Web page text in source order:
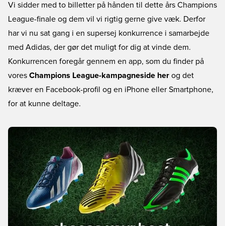
Vi sidder med to billetter på hånden til dette års Champions
League-finale og dem vil vi rigtig gerne give væk. Derfor
har vi nu sat gang i en supersej konkurrence i samarbejde
med Adidas, der gør det muligt for dig at vinde dem.
Konkurrencen foregår gennem en app, som du finder på
vores Champions League-kampagneside her og det
kræver en Facebook-profil og en iPhone eller Smartphone,
for at kunne deltage.